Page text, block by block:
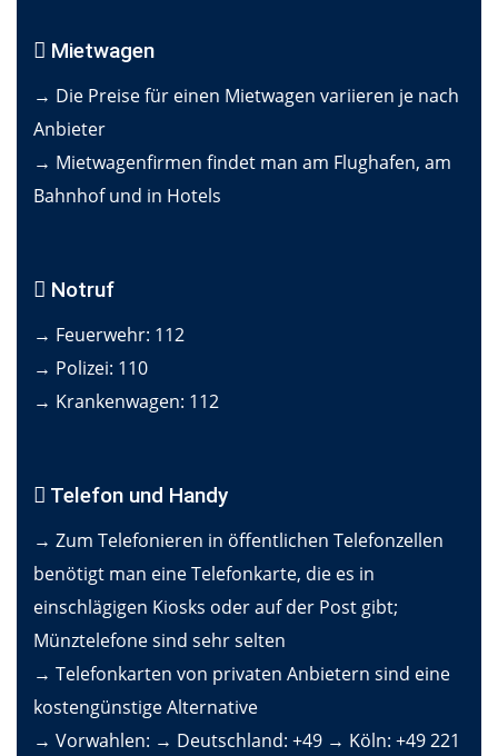
Mietwagen
→ Die Preise für einen Mietwagen variieren je nach
Anbieter
→ Mietwagenfirmen findet man am Flughafen, am
Bahnhof und in Hotels
Notruf
→ Feuerwehr: 112
→ Polizei: 110
→ Krankenwagen: 112
Telefon und Handy
→ Zum Telefonieren in öffentlichen Telefonzellen
benötigt man eine Telefonkarte, die es in
einschlägigen Kiosks oder auf der Post gibt;
Münztelefone sind sehr selten
→ Telefonkarten von privaten Anbietern sind eine
kostengünstige Alternative
→ Vorwahlen: → Deutschland: +49 → Köln: +49 221